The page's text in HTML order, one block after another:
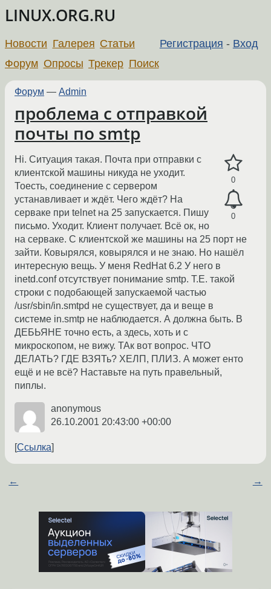
LINUX.ORG.RU
Регистрация - Вход
Новости Галерея Статьи
Форум Опросы Трекер Поиск
Форум — Admin
проблема с отправкой
почты по smtp
0
0
Hi. Ситуация такая. Почта при отправки с
клиентской машины никуда не уходит.
Тоесть, соединение с сервером
устанавливает и ждёт. Чего ждёт? На
серваке при telnet на 25 запускается. Пишу
письмо. Уходит. Клиент получает. Всё ок, но
на серваке. С клиентской же машины на 25 порт не
зайти. Ковырялся, ковырялся и не знаю. Но нашёл
интересную вещь. У меня RedHat 6.2 У него в
inetd.conf отсутствует понимание smtp. Т.Е. такой
строки с подобающей запускаемой частью
/usr/sbin/in.smtpd не существует, да и веще в
системе in.smtp не наблюдается. А должна быть. В
ДЕБЬЯНЕ точно есть, а здесь, хоть и с
микроскопом, не вижу. ТАк вот вопрос. ЧТО
ДЕЛАТЬ? ГДЕ ВЗЯТь? ХЕЛП, ПЛИЗ. А может енто
ещё и не всё? Наставьте на путь правельный,
пиплы.
anonymous
26.10.2001 20:43:00 +00:00
Ссылка
← →